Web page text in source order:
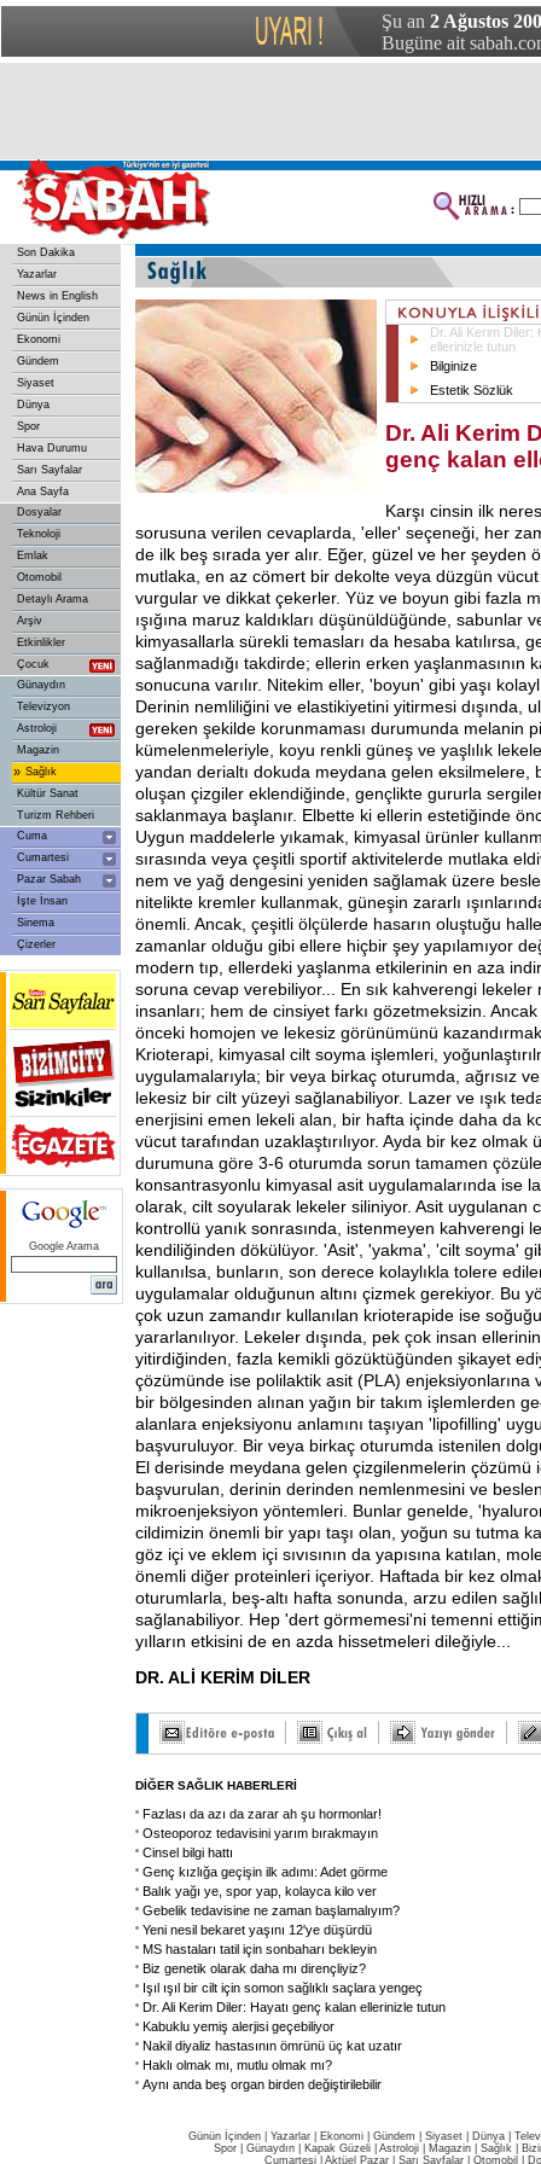
Şu an 2 Ağustos
Bugüne ait
Son Dakika
Yazarlar
News in English
Günün İçinden
Ekonomi
Gündem
Siyaset
Dünya
Spor
Hava Durumu
Sarı Sayfalar
Ana Sayfa
Dosyalar
Teknoloji
Emlak
Otomobil
Detaylı Arama
Arşiv
Etkinlikler
Çocuk
Günaydın
Televizyon
Astroloji
Magazin
» Sağlık
Kültür Sanat
Turizm Rehberi
Cuma
Cumartesi
Pazar Sabah
İşte İnsan
Sinema
Çizerler
Google Arama
Dr. Ali Kerim Diler:
ellerinizle tutun
Bilginize
Estetik Sözlük
Dr. Ali Kerim
genç kalan
Karşı cinsin ilk
sorusuna verilen cevaplarda, 'eller' seçeneği, her
de ilk beş sırada yer alır. Eğer, güzel ve her şeyden
mutlaka, en az cömert bir dekolte veya düzgün
vurgular ve dikkat çekerler. Yüz ve boyun gibi fazla
ışığına maruz kaldıkları düşünüldüğünde, sabunlar
kimyasallarla sürekli temasları da hesaba katılırsa,
sağlanmadığı takdirde; ellerin erken yaşlanmasının
sonucuna varılır. Nitekim eller, 'boyun' gibi yaşı
Derinin nemliliğini ve elastikiyetini yitirmesi dışında,
gereken şekilde korunmaması durumunda melanin
kümelenmeleriyle, koyu renkli güneş ve yaşlılık
yandan derialtı dokuda meydana gelen eksilmelere,
oluşan çizgiler eklendiğinde, gençlikte gururla
saklanmaya başlanır. Elbette ki ellerin estetiğinde
Uygun maddelerle yıkamak, kimyasal ürünler
sırasında veya çeşitli sportif aktivitelerde mutlaka
nem ve yağ dengesini yeniden sağlamak üzere
nitelikte kremler kullanmak, güneşin zararlı
önemli. Ancak, çeşitli ölçülerde hasarın oluştuğu
zamanlar olduğu gibi ellere hiçbir şey yapılamıyor
modern tıp, ellerdeki yaşlanma etkilerinin en aza
soruna cevap verebiliyor... En sık kahverengi lekeler
insanları; hem de cinsiyet farkı gözetmeksizin.
önceki homojen ve lekesiz görünümünü
Krioterapi, kimyasal cilt soyma işlemleri,
uygulamalarıyla; bir veya birkaç oturumda, ağrısız ve
lekesiz bir cilt yüzeyi sağlanabiliyor. Lazer ve ışık
enerjisini emen lekeli alan, bir hafta içinde daha da
vücut tarafından uzaklaştırılıyor. Ayda bir kez olmak
durumuna göre 3-6 oturumda sorun tamamen
konsantrasyonlu kimyasal asit uygulamalarında ise
olarak, cilt soyularak lekeler siliniyor. Asit uygulanan
kontrollü yanık sonrasında, istenmeyen kahverengi
kendiliğinden dökülüyor. 'Asit', 'yakma', 'cilt soyma'
kullanılsa, bunların, son derece kolaylıkla tolere
uygulamalar olduğunun altını çizmek gerekiyor. Bu
çok uzun zamandır kullanılan krioterapide ise
yararlanılıyor. Lekeler dışında, pek çok insan
yitirdiğinden, fazla kemikli gözüktüğünden şikayet
çözümünde ise polilaktik asit (PLA) enjeksiyonlarına
bir bölgesinden alınan yağın bir takım işlemlerden
alanlara enjeksiyonu anlamını taşıyan 'lipofilling'
başvuruluyor. Bir veya birkaç oturumda istenilen
El derisinde meydana gelen çizgilenmelerin çözümü
başvurulan, derinin derinden nemlenmesini ve
mikroenjeksiyon yöntemleri. Bunlar genelde,
cildimizin önemli bir yapı taşı olan, yoğun su tutma
göz içi ve eklem içi sıvısının da yapısına katılan,
önemli diğer proteinleri içeriyor. Haftada bir kez
oturumlarla, beş-altı hafta sonunda, arzu edilen
sağlanabiliyor. Hep 'dert görmemesi'ni temenni
yılların etkisini de en azda hissetmeleri dileğiyle...
DR. ALİ KERİM DİLER
DİĞER SAĞLIK HABERLERİ
Fazlası da azı da zarar ah şu hormonlar!
Osteoporoz tedavisini yarım bırakmayın
Cinsel bilgi hattı
Genç kızlığa geçişin ilk adımı: Adet görme
Balık yağı ye, spor yap, kolayca kilo ver
Gebelik tedavisine ne zaman başlamalıyım?
Yeni nesil bekaret yaşını 12'ye düşürdü
MS hastaları tatil için sonbaharı bekleyin
Biz genetik olarak daha mı dirençliyiz?
Işıl ışıl bir cilt için somon sağlıklı saçlara yengeç
Dr. Ali Kerim Diler: Hayatı genç kalan ellerinizle tutun
Kabuklu yemiş alerjisi geçebiliyor
Nakil diyaliz hastasının ömrünü üç kat uzatır
Haklı olmak mı, mutlu olmak mı?
Aynı anda beş organ birden değiştirilebilir
Günün İçinden Yazarlar Ekonomi Gündem Siyaset Dünya |
Spor
Günaydın Kapak Güzeli Astroloji Magazin Sağlık
Cumartesi| Aktüel Pazar| Sarı Sayfalar| Otomobil